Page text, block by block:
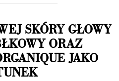
SKÓRY GŁOWY
ORAZ
JAKO